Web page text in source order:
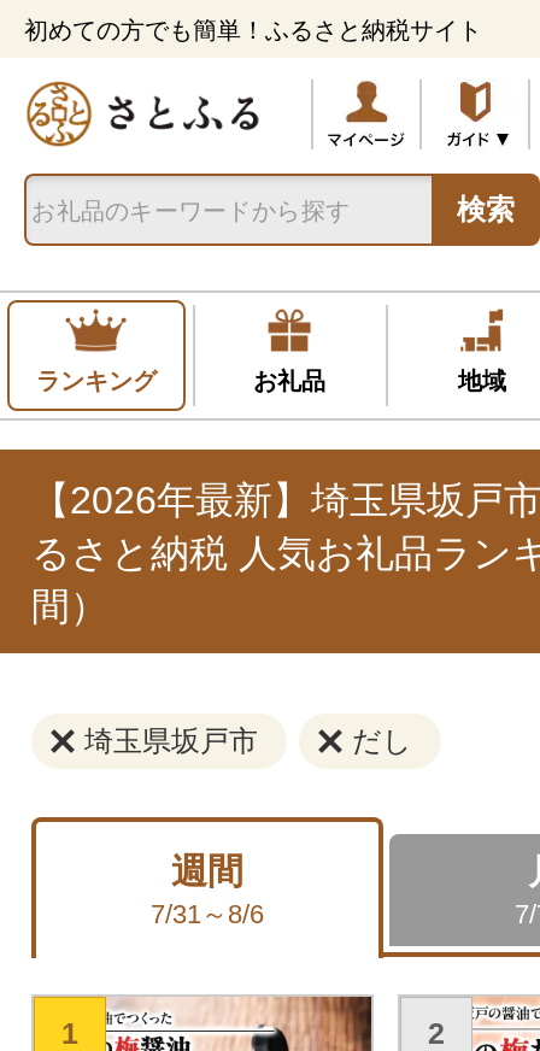
初めての方でも簡単！ふるさと納税サイト
検索
ランキング お礼品 地域
【2026年最新】埼玉県坂戸
るさと納税 人気お礼品ラン
間）
埼玉県坂戸市 だし
週間
7/31～8/6
1 2